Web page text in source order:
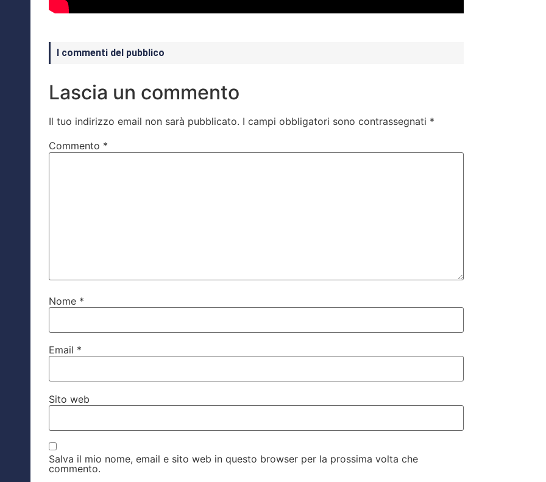
I commenti del pubblico
Lascia un commento
Il tuo indirizzo email non sarà pubblicato. I campi obbligatori sono contrassegnati *
Commento *
Nome *
Email *
Sito web
Salva il mio nome, email e sito web in questo browser per la prossima volta che
commento.